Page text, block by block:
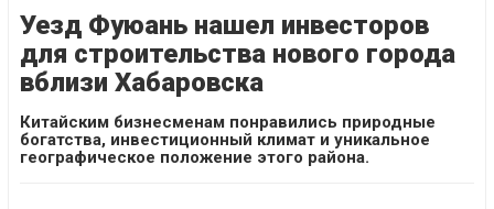
Уезд Фуюань нашел инвесторов
для строительства нового города
вблизи Хабаровска
Китайским бизнесменам понравились природные
богатства, инвестиционный климат и уникальное
географическое положение этого района.